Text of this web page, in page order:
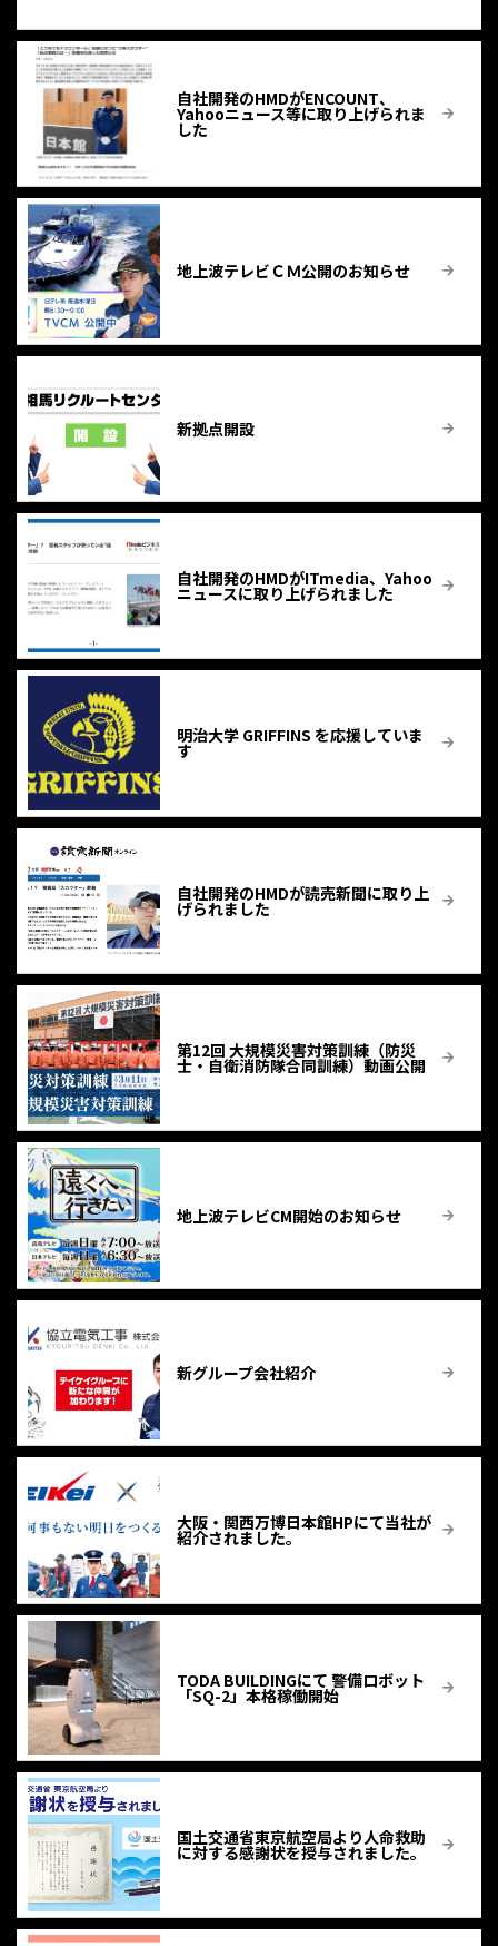
自社開発のHMDがENCOUNT、
Yahooニュース等に取り上げられま
した
地上波テレビＣＭ公開のお知らせ
新拠点開設
自社開発のHMDがITmedia、Yahoo
ニュースに取り上げられました
明治大学 GRIFFINS を応援していま
す
自社開発のHMDが読売新聞に取り上
げられました
第12回 大規模災害対策訓練（防災
士・自衛消防隊合同訓練）動画公開
地上波テレビCM開始のお知らせ
新グループ会社紹介
大阪・関西万博日本館HPにて当社が
紹介されました。
TODA BUILDINGにて 警備ロボット
「SQ-2」本格稼働開始
国土交通省東京航空局より人命救助
に対する感謝状を授与されました。